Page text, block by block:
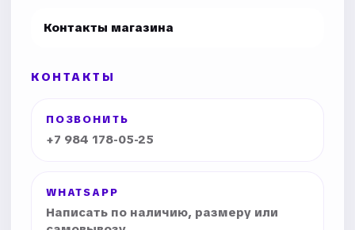
Контакты магазина
КОНТАКТЫ
ПОЗВОНИТЬ
+7 984 178-05-25
WHATSAPP
Написать по наличию, размеру или